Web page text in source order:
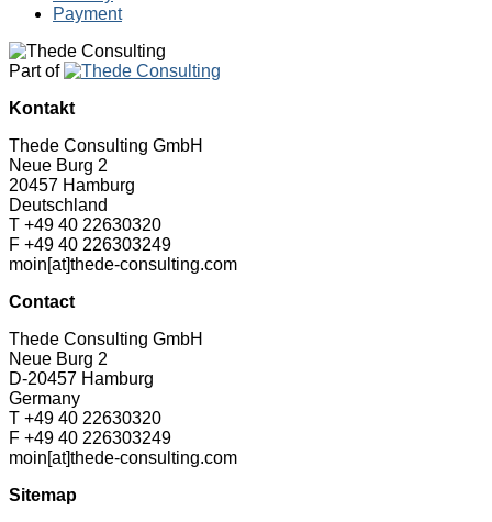
Payment
Part of
Kontakt
Thede Consulting GmbH
Neue Burg 2
20457 Hamburg
Deutschland
T +49 40 22630320
F +49 40 226303249
moin[at]thede-consulting.com
Contact
Thede Consulting GmbH
Neue Burg 2
D-20457 Hamburg
Germany
T +49 40 22630320
F +49 40 226303249
moin[at]thede-consulting.com
Sitemap